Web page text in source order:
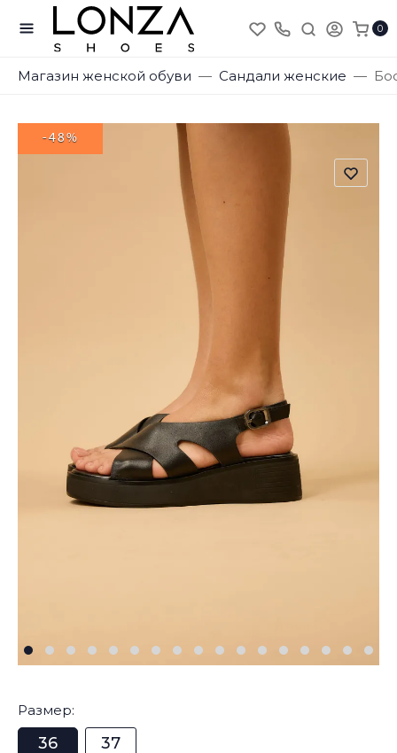
0
Магазин женской обуви Сандали женские
-48%
Размер:
36 37